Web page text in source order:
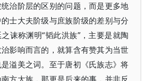
治阶层的区别的问题，而是更多地
士大夫阶级与庶族阶级的差别与分
诔称渊明“韬此洪族”，主要是就陶
影响而言的，就算含有赞其为当世
溢美之词。至于唐初《氏族志》将